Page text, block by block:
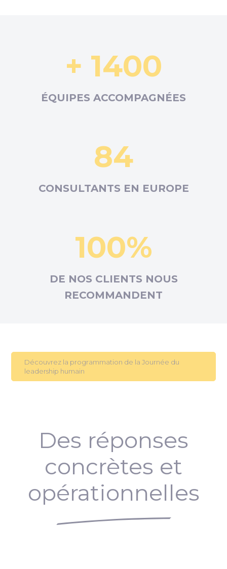
+ 1400
ÉQUIPES ACCOMPAGNÉES
84
CONSULTANTS EN EUROPE
100%
DE NOS CLIENTS NOUS
RECOMMANDENT
Découvrez la programmation de la Journée du
leadership humain
Des réponses
concrètes et
opérationnelles